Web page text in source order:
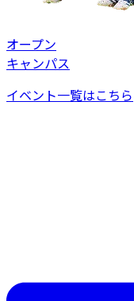
オープン
キャンパス
イベント一覧はこちら